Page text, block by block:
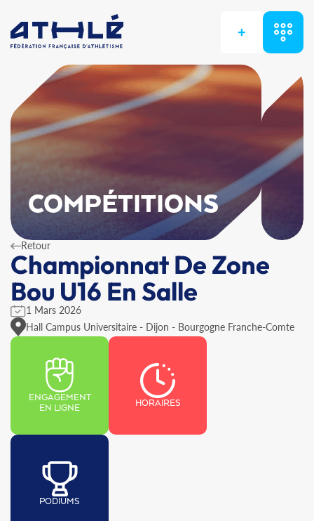
+
COMPÉTITIONS
Retour
Championnat De Zone
Bou U16 En Salle
1 Mars 2026
Hall Campus Universitaire - Dijon - Bourgogne Franche-Comte
ENGAGEMENT
EN LIGNE
HORAIRES
PODIUMS